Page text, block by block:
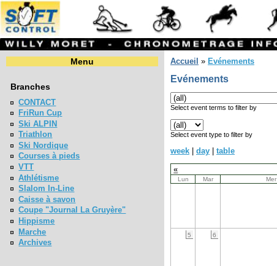
Menu
Branches
CONTACT
FriRun Cup
Ski ALPIN
Triathlon
Ski Nordique
Courses à pieds
VTT
Athlétisme
Slalom In-Line
Caisse à savon
Coupe "Journal La Gruyère"
Hippisme
Marche
Archives
Accueil » Evénements
Evénements
Select event terms to filter by
Select event type to filter by
week day
table
«
Lun Mar Mer
5 6